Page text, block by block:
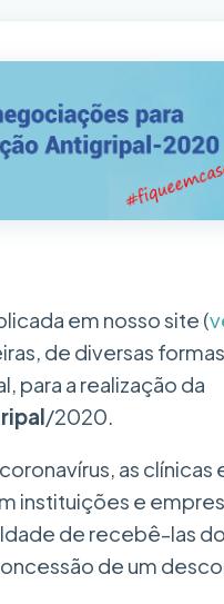
em nosso site (
de diversas
para a realização da
/2020.
as clínicas
instituições e
de recebê-las
de um